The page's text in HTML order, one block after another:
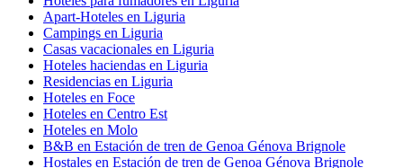
Apart-Hoteles en Liguria
Campings en Liguria
Casas vacacionales en Liguria
Hoteles haciendas en Liguria
Residencias en Liguria
Hoteles en Foce
Hoteles en Centro Est
Hoteles en Molo
B&B en Estación de tren de Genoa Génova Brignole
Hostales en Estación de tren de Genoa Génova Brignole